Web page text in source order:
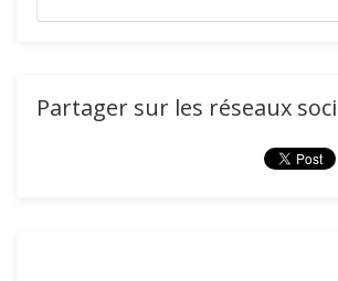
Partager sur les réseaux